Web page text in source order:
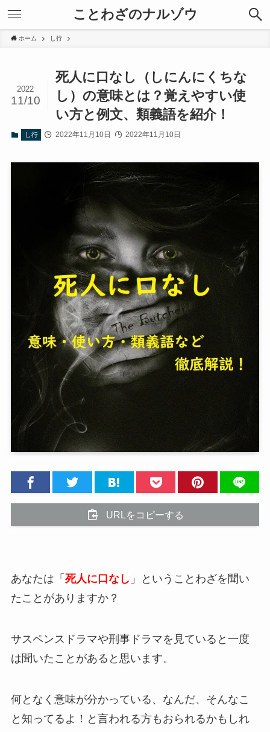
ことわざのナルゾウ
ホーム し行
死人に口なし（しにんにくちな
し）の意味とは？覚えやすい使
い方と例文、類義語を紹介！
2022
11/10
し行 2022年11月10日 2022年11月10日
URLをコピーする
あなたは「 死人に口なし 」ということわざを聞い
たことがありますか？
サスペンスドラマや刑事ドラマを見ていると一度
は聞いたことがあると思います。
何となく意味が分かっている、なんだ、そんなこ
と知ってるよ！と言われる方もおられるかもしれ